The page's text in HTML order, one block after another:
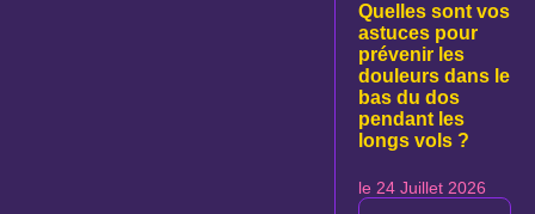
Quelles sont vos
astuces pour
prévenir les
douleurs dans le
bas du dos
pendant les
longs vols ?
le 24 Juillet 2026